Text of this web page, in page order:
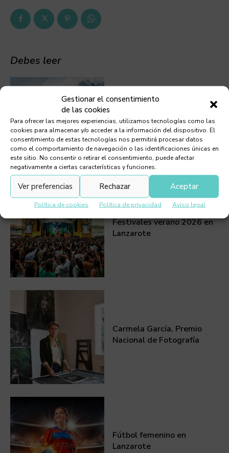
Gestionar el consentimiento
de las cookies
Para ofrecer las mejores experiencias, utilizamos tecnologías como las
cookies para almacenar y/o acceder a la información del dispositivo. El
consentimiento de estas tecnologías nos permitirá procesar datos
como el comportamiento de navegación o las identificaciones únicas en
este sitio. No consentir o retirar el consentimiento, puede afectar
negativamente a ciertas características y funciones.
Aceptar
Rechazar
Ver preferencias
Política de cookies Política de privacidad Aviso legal
Debes leer
Manuel Lezcano, surfero en
Lanzarote
Festivales verano 2026 en
Lanzarote
Carmela García, Premio
Nacional de Fotografía
Fútbol femenino en
Lanzarote